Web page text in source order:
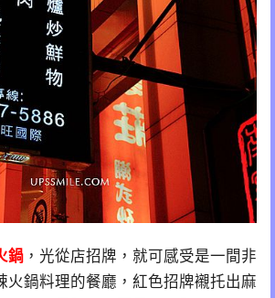
鍋 ，光從店招牌，就可感受是一間非
火鍋料理的餐廳，紅色招牌襯托出麻